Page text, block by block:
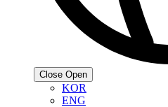
Close Open
KOR
ENG